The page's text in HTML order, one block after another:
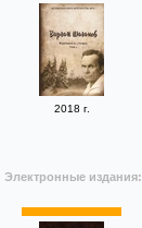
2018 г.
Электронные издания: